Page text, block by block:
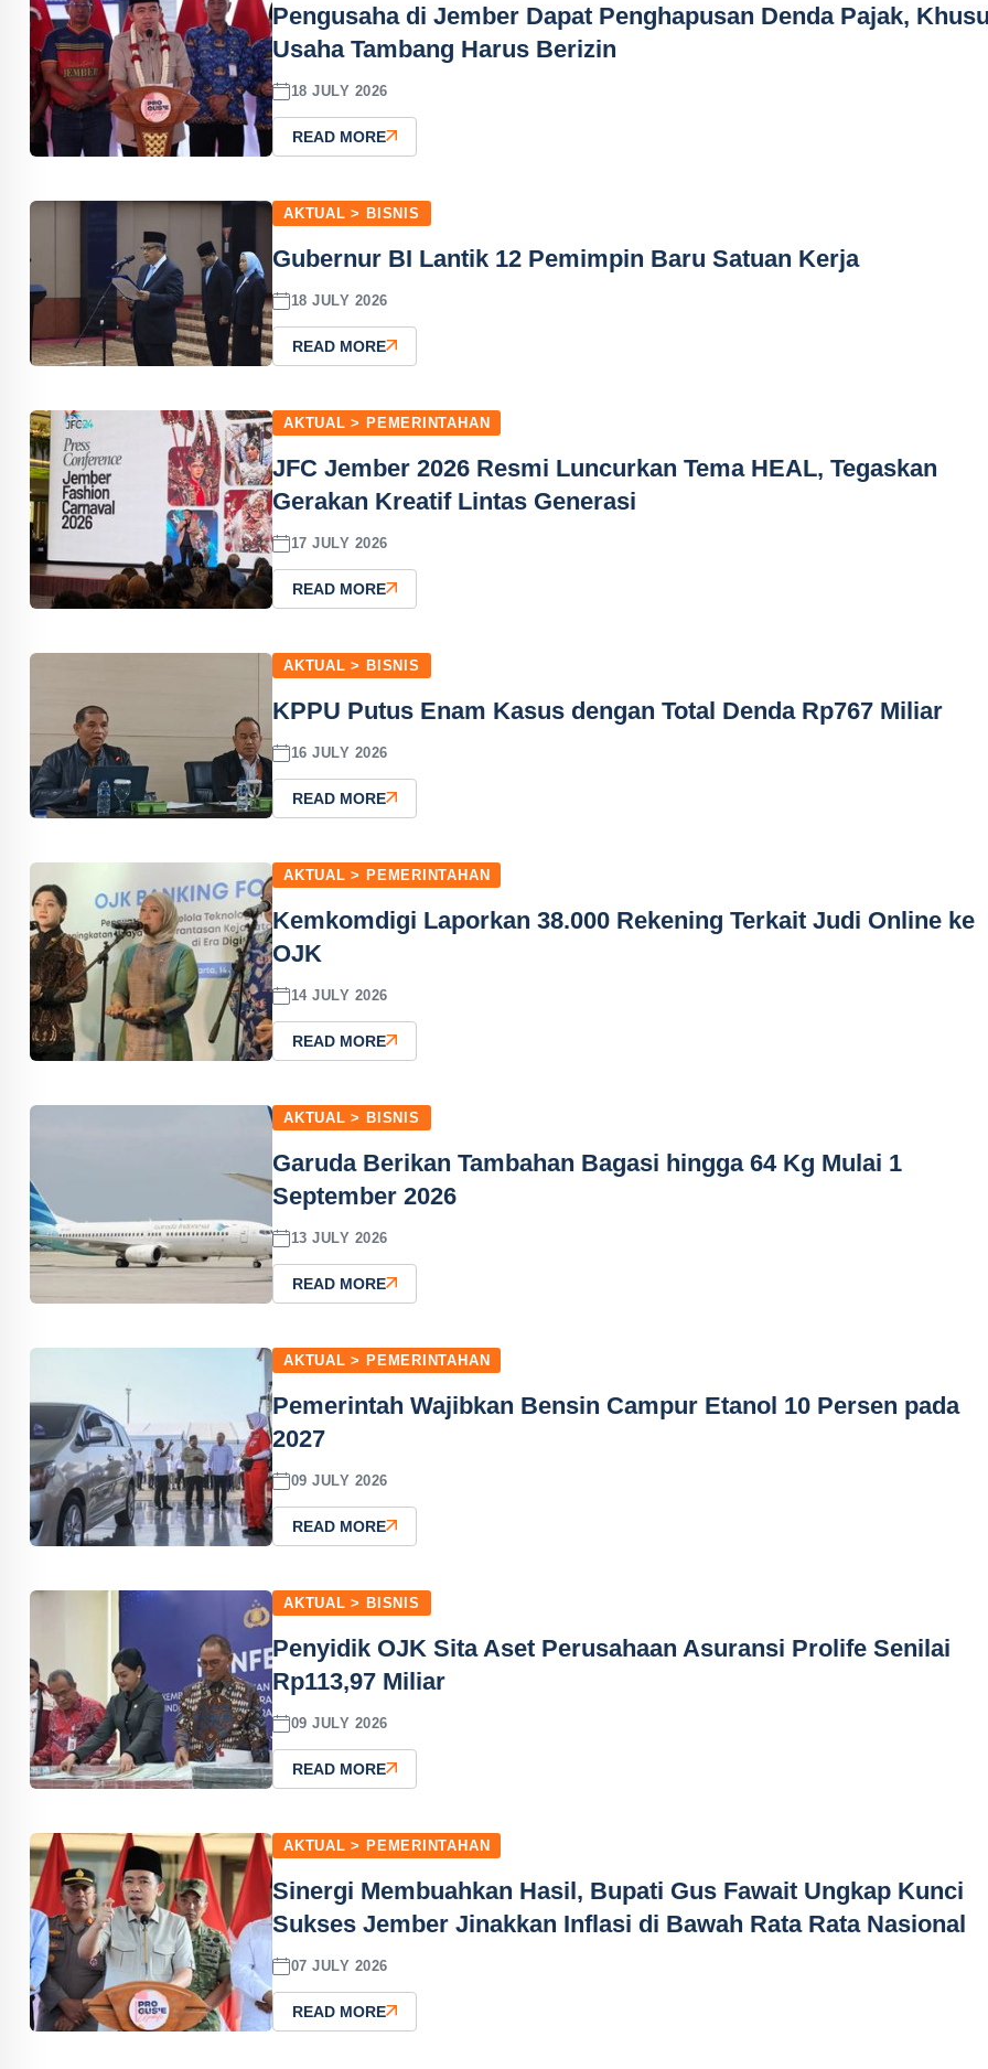
Pengusaha di Jember Dapat Penghapusan Denda Pajak,
Usaha Tambang Harus Berizin
18 JULY 2026
READ MORE
AKTUAL > BISNIS
Gubernur BI Lantik 12 Pemimpin Baru Satuan Kerja
18 JULY 2026
READ MORE
AKTUAL > PEMERINTAHAN
JFC Jember 2026 Resmi Luncurkan Tema HEAL, Tegaskan
Gerakan Kreatif Lintas Generasi
17 JULY 2026
READ MORE
AKTUAL > BISNIS
KPPU Putus Enam Kasus dengan Total Denda Rp767 Miliar
16 JULY 2026
READ MORE
AKTUAL > PEMERINTAHAN
Kemkomdigi Laporkan 38.000 Rekening Terkait Judi Online ke
OJK
14 JULY 2026
READ MORE
AKTUAL > BISNIS
Garuda Berikan Tambahan Bagasi hingga 64 Kg Mulai 1
September 2026
13 JULY 2026
READ MORE
AKTUAL > PEMERINTAHAN
Pemerintah Wajibkan Bensin Campur Etanol 10 Persen pada
2027
09 JULY 2026
READ MORE
AKTUAL > BISNIS
Penyidik OJK Sita Aset Perusahaan Asuransi Prolife Senilai
Rp113,97 Miliar
09 JULY 2026
READ MORE
AKTUAL > PEMERINTAHAN
Sinergi Membuahkan Hasil, Bupati Gus Fawait Ungkap Kunci
Sukses Jember Jinakkan Inflasi di Bawah Rata Rata Nasional
07 JULY 2026
READ MORE